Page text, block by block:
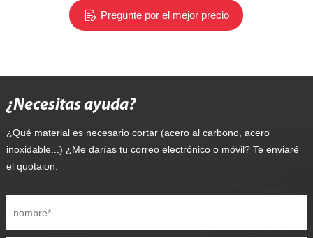
Pregunte por el mejor precio
¿Necesitas ayuda?
¿Qué material es necesario cortar (acero al carbono, acero
inoxidable...) ¿Me darías tu correo electrónico o móvil? Te enviaré
el quotaion.